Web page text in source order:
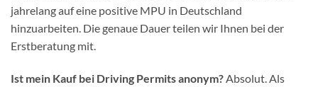
jahrelang auf eine positive MPU in Deutschland
hinzuarbeiten. Die genaue Dauer teilen wir Ihnen bei der
Erstberatung mit.
Ist mein Kauf bei Driving Permits anonym? Absolut. Als